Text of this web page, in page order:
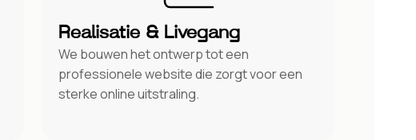
Realisatie & Livegang
We bouwen het ontwerp tot een
professionele website die zorgt voor een
sterke online uitstraling.